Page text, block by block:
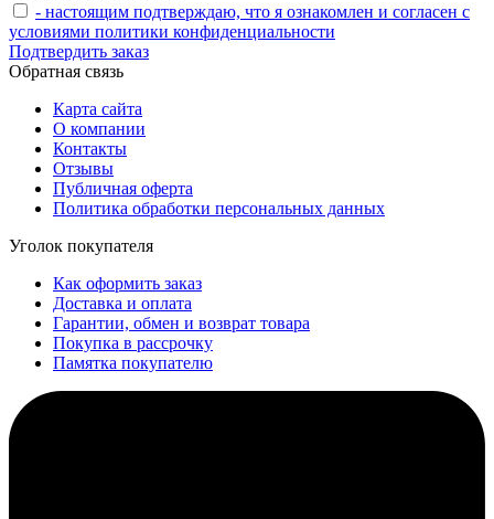
- настоящим подтверждаю, что я ознакомлен и согласен с
условиями политики конфиденциальности
Подтвердить заказ
Обратная связь
Карта сайта
О компании
Контакты
Отзывы
Публичная оферта
Политика обработки персональных данных
Уголок покупателя
Как оформить заказ
Доставка и оплата
Гарантии, обмен и возврат товара
Покупка в рассрочку
Памятка покупателю